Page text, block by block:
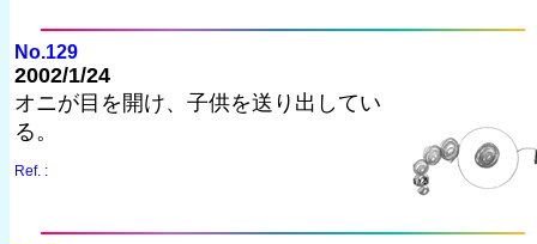
No.129
2002/1/24
オニが目を開け、子供を送り出してい
る。
Ref. :